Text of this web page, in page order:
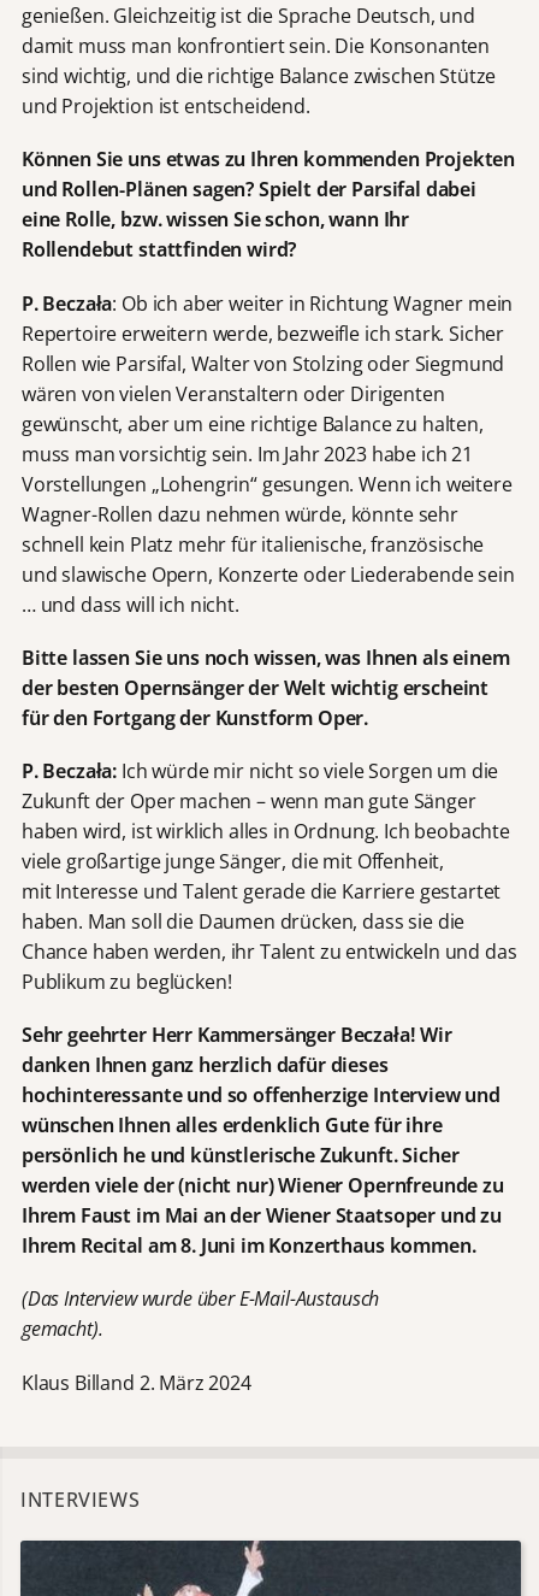
genießen. Gleichzeitig ist die Sprache Deutsch, und
damit muss man konfrontiert sein. Die Konsonanten
sind wichtig, und die richtige Balance zwischen Stütze
und Projektion ist entscheidend.
Können Sie uns etwas zu Ihren kommenden Projekten
und Rollen-Plänen sagen? Spielt der Parsifal dabei
eine Rolle, bzw. wissen Sie schon, wann Ihr
Rollendebut stattfinden wird?
P. Beczała: Ob ich aber weiter in Richtung Wagner mein
Repertoire erweitern werde, bezweifle ich stark. Sicher
Rollen wie Parsifal, Walter von Stolzing oder Siegmund
wären von vielen Veranstaltern oder Dirigenten
gewünscht, aber um eine richtige Balance zu halten,
muss man vorsichtig sein. Im Jahr 2023 habe ich 21
Vorstellungen „Lohengrin“ gesungen. Wenn ich weitere
Wagner-Rollen dazu nehmen würde, könnte sehr
schnell kein Platz mehr für italienische, französische
und slawische Opern, Konzerte oder Liederabende sein
… und dass will ich nicht.
Bitte lassen Sie uns noch wissen, was Ihnen als einem
der besten Opernsänger der Welt wichtig erscheint
für den Fortgang der Kunstform Oper.
P. Beczała: Ich würde mir nicht so viele Sorgen um die
Zukunft der Oper machen – wenn man gute Sänger
haben wird, ist wirklich alles in Ordnung. Ich beobachte
viele großartige junge Sänger, die mit Offenheit,
mit Interesse und Talent gerade die Karriere gestartet
haben. Man soll die Daumen drücken, dass sie die
Chance haben werden, ihr Talent zu entwickeln und das
Publikum zu beglücken!
Sehr geehrter Herr Kammersänger Beczała! Wir
danken Ihnen ganz herzlich dafür dieses
hochinteressante und so offenherzige Interview und
wünschen Ihnen alles erdenklich Gute für ihre
persönlich he und künstlerische Zukunft. Sicher
werden viele der (nicht nur) Wiener Opernfreunde zu
Ihrem Faust im Mai an der Wiener Staatsoper und zu
Ihrem Recital am 8. Juni im Konzerthaus kommen.
(Das Interview wurde über E-Mail-Austausch
gemacht).
Klaus Billand 2. März 2024
INTERVIEWS